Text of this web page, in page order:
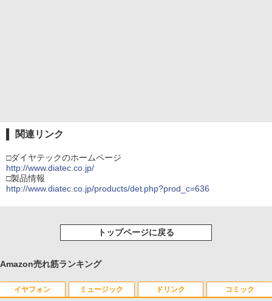
関連リンク
□ダイヤテックのホームページ
http://www.diatec.co.jp/
□製品情報
http://www.diatec.co.jp/products/det.php?prod_c=636
トップページに戻る
Amazon売れ筋ランキング
イヤフォン ミュージック ドリンク コミック